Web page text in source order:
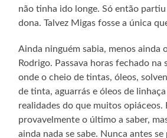
não tinha ido longe. Só então
dona. Talvez Migas fosse a única
Ainda ninguém sabia, menos ainda
Rodrigo. Passava horas fechado na
onde o cheio de tintas, óleos,
de tinta, aguarrás e óleos de
realidades do que muitos opiáceos.
provavelmente o último a saber,
ainda nada se sabe. Nunca antes